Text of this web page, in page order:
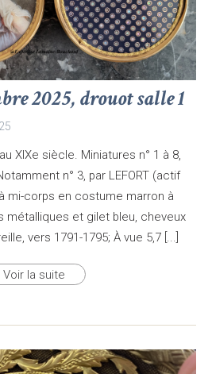
2025, drouot salle 1
XIXe siècle. Miniatures n° 1 à 8,
n° 3, par LEFORT (actif
mi-corps en costume marron à
métalliques et gilet bleu, cheveux
vers 1791-1795; À vue 5,7 [...]
Voir la suite